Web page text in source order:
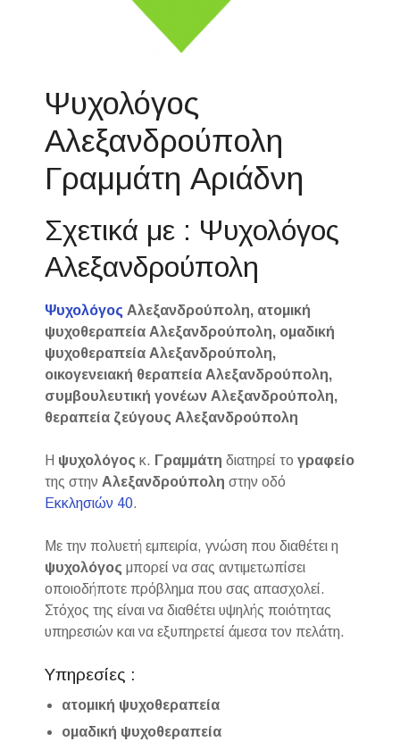
Ψυχολόγος
Αλεξανδρούπολη
Γραμμάτη Αριάδνη
Σχετικά με : Ψυχολόγος
Αλεξανδρούπολη
Ψυχολόγος Αλεξανδρούπολη, ατομική
ψυχοθεραπεία Αλεξανδρούπολη, ομαδική
ψυχοθεραπεία Αλεξανδρούπολη,
οικογενειακή θεραπεία Αλεξανδρούπολη,
συμβουλευτική γονέων Αλεξανδρούπολη,
θεραπεία ζεύγους Αλεξανδρούπολη
Η ψυχολόγος κ. Γραμμάτη διατηρεί τογραφείο
της στην Αλεξανδρούπολη στην οδό
Εκκλησιών 40.
Με την πολυετή εμπειρία, γνώση που διαθέτει η
ψυχολόγος μπορεί να σας αντιμετωπίσει
οποιοδήποτε πρόβλημα που σας απασχολεί.
Στόχος της είναι να διαθέτει υψηλής ποιότητας
υπηρεσιών και να εξυπηρετεί άμεσα τον πελάτη.
Υπηρεσίες :
ατομική ψυχοθεραπεία
ομαδική ψυχοθεραπεία